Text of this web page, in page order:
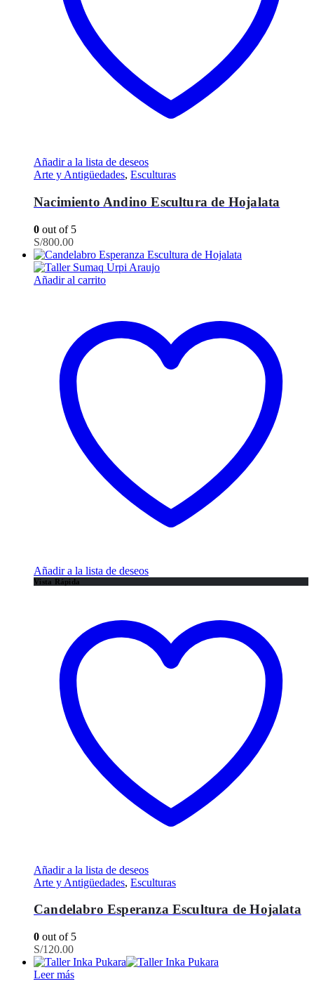
Añadir a la lista de deseos
Arte y Antigüedades, Esculturas
Nacimiento Andino Escultura de Hojalata
0 out of 5
S/800.00
Añadir al carrito
Añadir a la lista de deseos
Vista Rápida
Añadir a la lista de deseos
Arte y Antigüedades, Esculturas
Candelabro Esperanza Escultura de Hojalata
0 out of 5
S/120.00
Leer más